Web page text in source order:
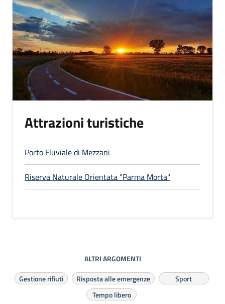
Attrazioni turistiche
Porto Fluviale di Mezzani
Riserva Naturale Orientata "Parma Morta"
ALTRI ARGOMENTI
Gestione rifiuti
Risposta alle emergenze
Sport
Tempo libero